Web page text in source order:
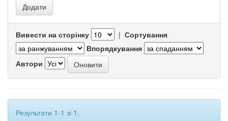
Вивести на сторінку | Сортування
Впорядкування
Автори
Результати 1-1 зі 1.